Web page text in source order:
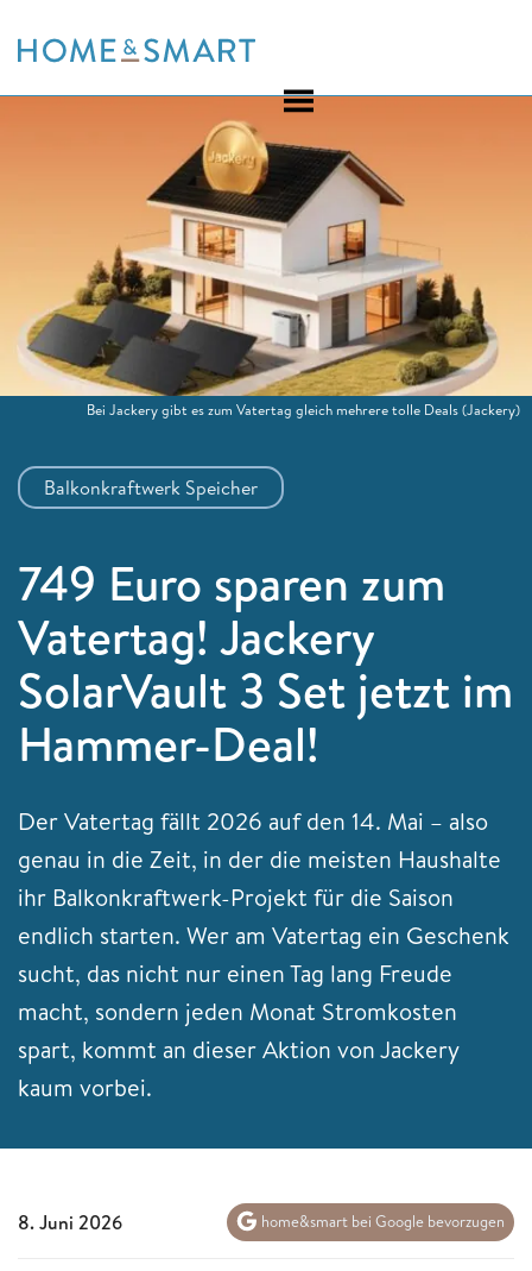
to
Balkonkraftwerk Speicher
749 Euro sparen zum
Vatertag! Jackery
SolarVault 3 Set jetzt im
Hammer-Deal!
Der Vatertag fällt 2026 auf den 14. Mai – also
genau in die Zeit, in der die meisten Haushalte
ihr Balkonkraftwerk-Projekt für die Saison
endlich starten. Wer am Vatertag ein Geschenk
sucht, das nicht nur einen Tag lang Freude
macht, sondern jeden Monat Stromkosten
spart, kommt an dieser Aktion von Jackery
kaum vorbei.
Bei Jackery gibt es zum Vatertag gleich mehrere tolle Deals(Jackery)
8. Juni 2026 home&smart bei Google bevorzugen